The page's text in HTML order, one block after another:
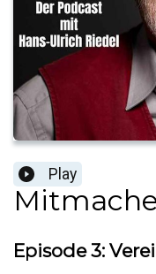
Play
Episode 3: